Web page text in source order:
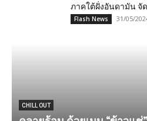
ภาคใต้ฝั่งอันดามัน จั
Flash News 31/05/
CHILL OUT